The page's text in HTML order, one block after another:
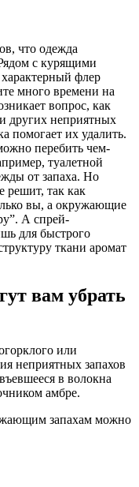
что одежда
с курящими
флер
много времени на
вопрос, как
других неприятных
помогает их удалить.
перебить чем-
туалетной
от запаха. Но
решит, так как
вы, а окружающие
А спрей-
для быстрого
ткани аромат
вам убрать
или
неприятных запахов
в волокна
амбре.
запахам можно